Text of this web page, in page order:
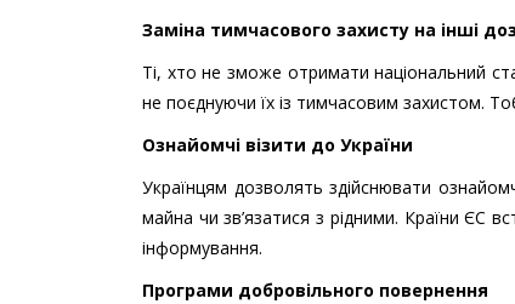
Заміна тимчасового захисту на інші
Ті, хто не зможе отримати національний
не поєднуючи їх із тимчасовим захистом.
Ознайомчі візити до України
Українцям дозволять здійснювати
майна чи зв’язатися з рідними. Країни ЄС
інформування.
Програми добровільного повернення